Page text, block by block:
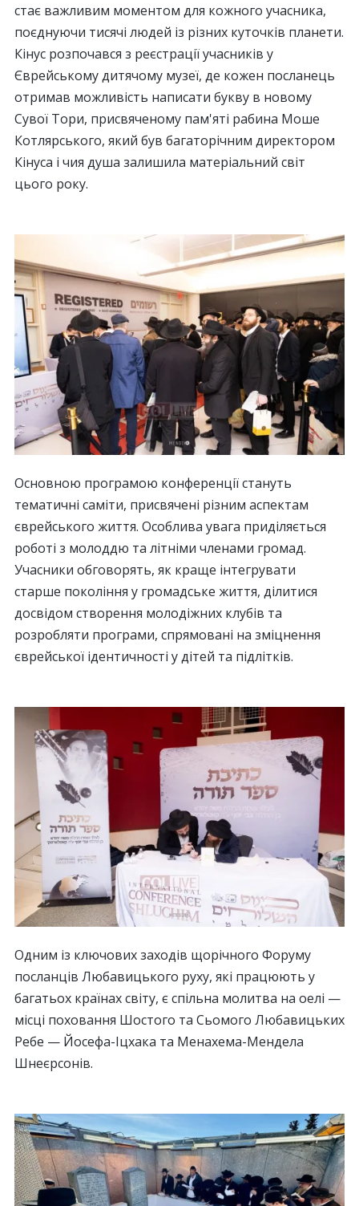
стає важливим моментом для кожного учасника,
поєднуючи тисячі людей із різних куточків планети.
Кінус розпочався з реєстрації учасників у
Єврейському дитячому музеї, де кожен посланець
отримав можливість написати букву в новому
Сувої Тори, присвяченому пам'яті рабина Моше
Котлярського, який був багаторічним директором
Кінуса і чия душа залишила матеріальний світ
цього року.
Основною програмою конференції стануть
тематичні саміти, присвячені різним аспектам
єврейського життя. Особлива увага приділяється
роботі з молоддю та літніми членами громад.
Учасники обговорять, як краще інтегрувати
старше покоління у громадське життя, ділитися
досвідом створення молодіжних клубів та
розробляти програми, спрямовані на зміцнення
єврейської ідентичності у дітей та підлітків.
Одним із ключових заходів щорічного Форуму
посланців Любавицького руху, які працюють у
багатьох країнах світу, є спільна молитва на оелі —
місці поховання Шостого та Сьомого Любавицьких
Ребе — Йосефа-Іцхака та Менахема-Мендела
Шнеєрсонів.